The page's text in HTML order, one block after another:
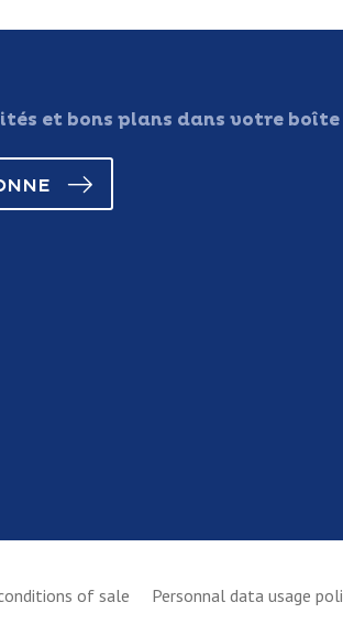
et bons plans dans votre
of sale Personnal data usage